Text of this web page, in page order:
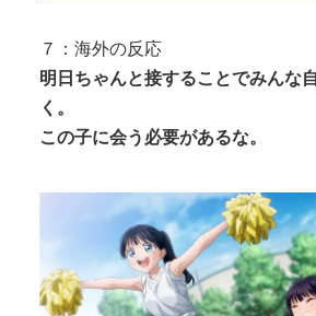
７：海外の反応
明日ちゃんと接することでみんな
く。
この子に会う必要があるな。